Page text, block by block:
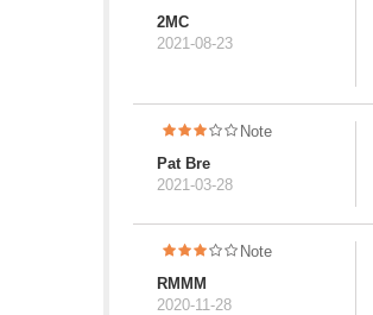
2MC
2021-08-23
Note
Pat Bre
2021-03-28
Note
RMMM
2020-11-28